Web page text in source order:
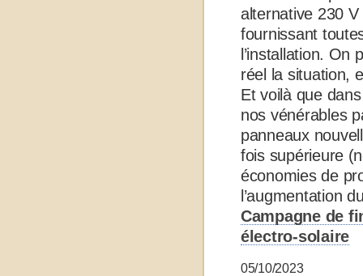
alternative 230
fournissant
l’installation.
réel la situation,
Et voilà que
nos vénérables
panneaux
fois supérieure
économies de
l’augmentation
Campagne de
électro-solaire
05/10/2023